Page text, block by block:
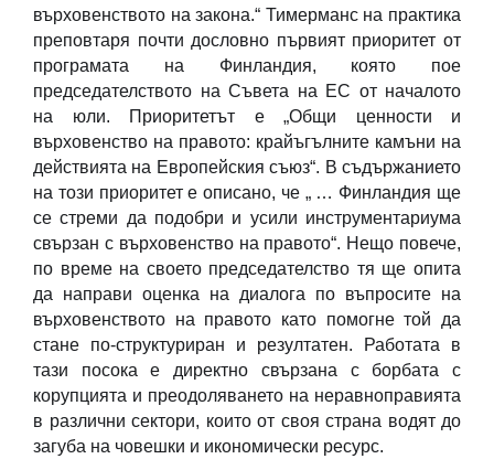
върховенството на закона.“ Тимерманс на практика
преповтаря почти дословно първият приоритет от
програмата на Финландия, която пое
председателството на Съвета на ЕС от началото
на юли. Приоритетът е „Общи ценности и
върховенство на правото: крайъгълните камъни на
действията на Европейския съюз“. В съдържанието
на този приоритет е описано, че „ … Финландия ще
се стреми да подобри и усили инструментариума
свързан с върховенство на правото“. Нещо повече,
по време на своето председателство тя ще опита
да направи оценка на диалога по въпросите на
върховенството на правото като помогне той да
стане по-структуриран и резултатен. Работата в
тази посока е директно свързана с борбата с
корупцията и преодоляването на неравноправията
в различни сектори, които от своя страна водят до
загуба на човешки и икономически ресурс.